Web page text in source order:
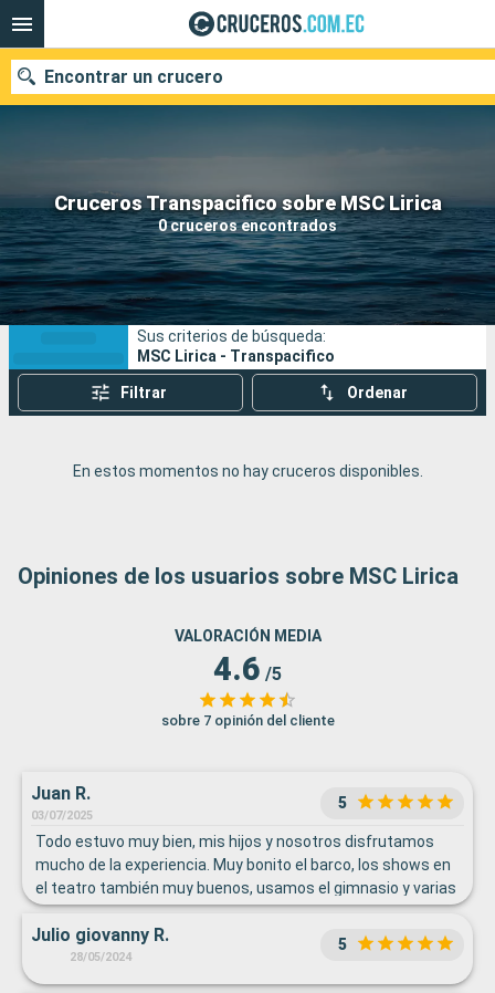
Cruceros Transpacifico sobre MSC Lirica
0 cruceros encontrados
Encontrar un crucero
Nuestros destinos
Fecha de salida
Puertos Compañías
Buscar
Sus criterios de búsqueda:
MSC Lirica - Transpacifico
Filtrar Ordenar
En estos momentos no hay cruceros disponibles.
Opiniones de los usuarios sobre MSC Lirica
VALORACIÓN MEDIA
4.6 /5
sobre 7 opinión del cliente
Juan R.
03/07/2025
5
Todo estuvo muy bien, mis hijos y nosotros disfrutamos
mucho de la experiencia. Muy bonito el barco, los shows en
el teatro también muy buenos, usamos el gimnasio y varias
áreas más. El personal muy amable. Nos gustó la comida en
general, creo que podrían mejorar un poco lo que sirven en el
área de los dulces. En resumen 10.
Julio giovanny R.
28/05/2024
5